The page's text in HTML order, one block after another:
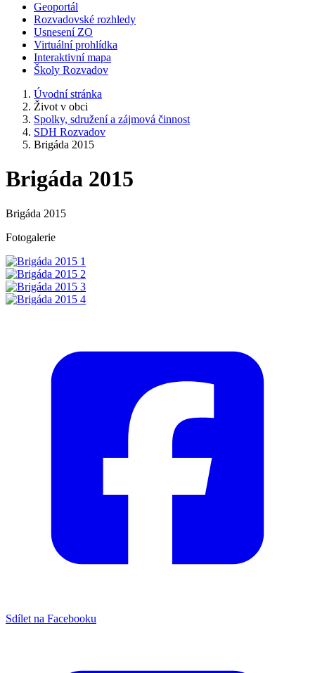
Geoportál
Rozvadovské rozhledy
Usnesení ZO
Virtuální prohlídka
Interaktivní mapa
Školy Rozvadov
Úvodní stránka
Život v obci
Spolky, sdružení a zájmová činnost
SDH Rozvadov
Brigáda 2015
Brigáda 2015
Brigáda 2015
Fotogalerie
Sdílet na Facebooku